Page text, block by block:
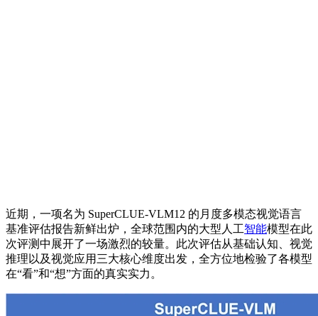
近期，一项名为 SuperCLUE-VLM12 的月度多模态视觉语言
基准评估报告新鲜出炉，全球范围内的大型人工智能模型在此
次评测中展开了一场激烈的较量。此次评估从基础认知、视觉
推理以及视觉应用三大核心维度出发，全方位地检验了各模型
在“看”和“想”方面的真实实力。